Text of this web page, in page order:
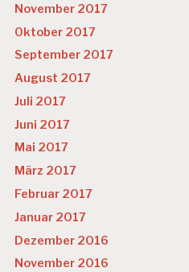
November 2017
Oktober 2017
September 2017
August 2017
Juli 2017
Juni 2017
Mai 2017
März 2017
Februar 2017
Januar 2017
Dezember 2016
November 2016